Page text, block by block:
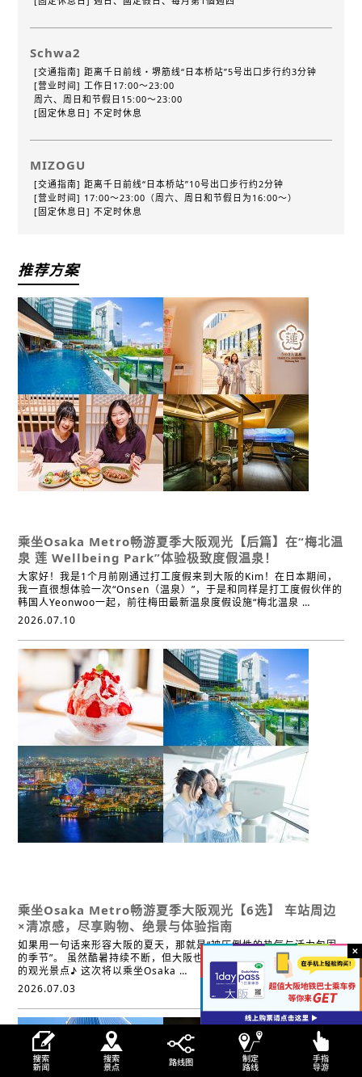
Schwa2
[交通指南] 距离千日前线・堺筋线“日本桥站”5号出口步行约3分钟
[营业时间] 工作日17:00～23:00
周六、周日和节假日15:00～23:00
[固定休息日] 不定时休息
MIZOGU
[交通指南] 距离千日前线“日本桥站”10号出口步行约2分钟
[营业时间] 17:00～23:00（周六、周日和节假日为16:00～）
[固定休息日] 不定时休息
推荐方案
乘坐Osaka Metro畅游夏季大阪观光【后篇】在“梅北温
泉 莲 Wellbeing Park”体验极致度假温泉！
大家好！我是1个月前刚通过打工度假来到大阪的Kim！在日本期间，
我一直很想体验一次“Onsen（温泉）”，于是和同样是打工度假伙伴的
韩国人Yeonwoo一起，前往梅田最新温泉度假设施“梅北温泉 …
2026.07.10
乘坐Osaka Metro畅游夏季大阪观光【6选】
车站周边
×清凉感，尽享购物、绝景与体验指南
如果用一句话来形容大阪的夏天，那就是“被压倒性的热气与活力包围
的季节”。 虽然酷暑持续不断，但大阪也有许多能吹散热意、感受清凉
的观光景点♪ 这次将以乘坐Osaka …
2026.07.03